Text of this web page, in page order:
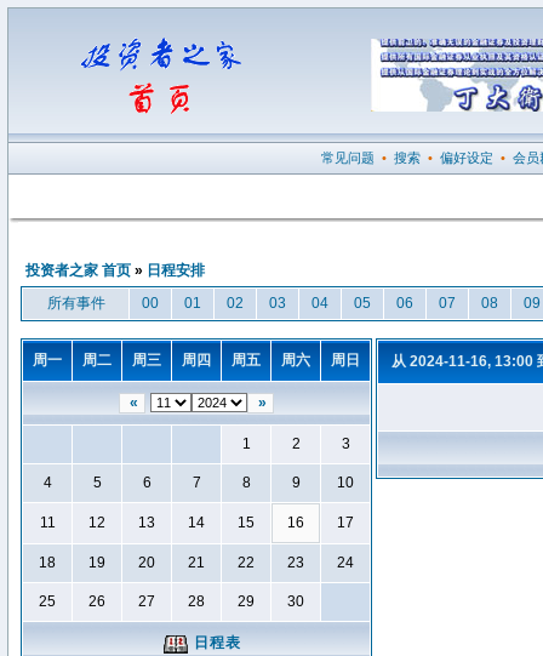
常见问题 • 搜索 • 偏好设定 • 会员
投资者之家 首页 » 日程安排
所有事件
00 01 02 03 04 05 06 07 08 09
周一 周二 周三 周四 周五 周六 周日
« »
1 2 3
4 5 6 7 8 9 10
11 12 13 14 15 16 17
18 19 20 21 22 23 24
25 26 27 28 29 30
日程表
从 2024-11-16, 13:00